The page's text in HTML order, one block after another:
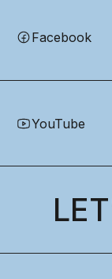
Facebook
YouTube